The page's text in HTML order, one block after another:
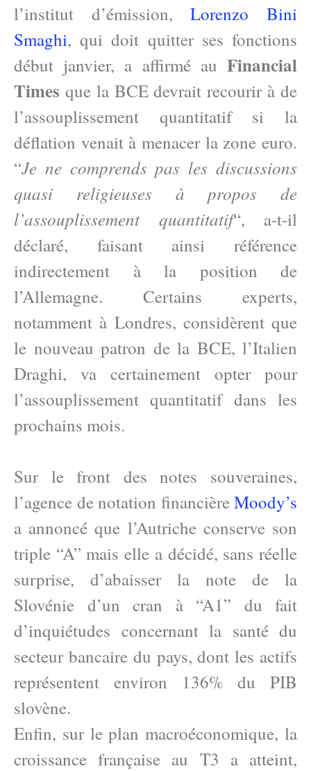
l’institut d’émission,Lorenzo Bini
Smaghi, qui doit quitter ses fonctions
début janvier, a affirmé au Financial
Times que la BCE devrait recourir à de
l’assouplissement quantitatif si la
déflation venait à menacer la zone euro.
“Je ne comprends pas les discussions
quasi religieuses à propos de
l’assouplissement quantitatif“, a-t-il
déclaré, faisant ainsi référence
indirectement à la position de
l’Allemagne. Certains experts,
notamment à Londres, considèrent que
le nouveau patron de la BCE, l’Italien
Draghi, va certainement opter pour
l’assouplissement quantitatif dans les
prochains mois.
Sur le front des notes souveraines,
l’agence de notation financièreMoody’s
a annoncé que l’Autriche conserve son
triple “A” mais elle a décidé, sans réelle
surprise, d’abaisser la note de la
Slovénie d’un cran à “A1” du fait
d’inquiétudes concernant la santé du
secteur bancaire du pays, dont les actifs
représentent environ 136% du PIB
slovène.
Enfin, sur le plan macroéconomique, la
croissance française au T3 a atteint,